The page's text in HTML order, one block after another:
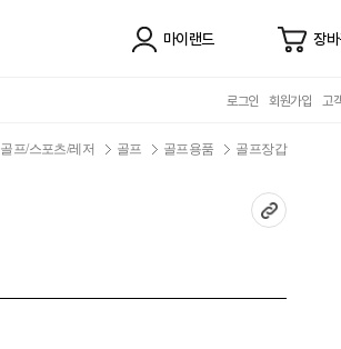
마이랜드 장
로그인 회원가입 고
골프/스포츠/레저 골프 골프용품 골프장갑